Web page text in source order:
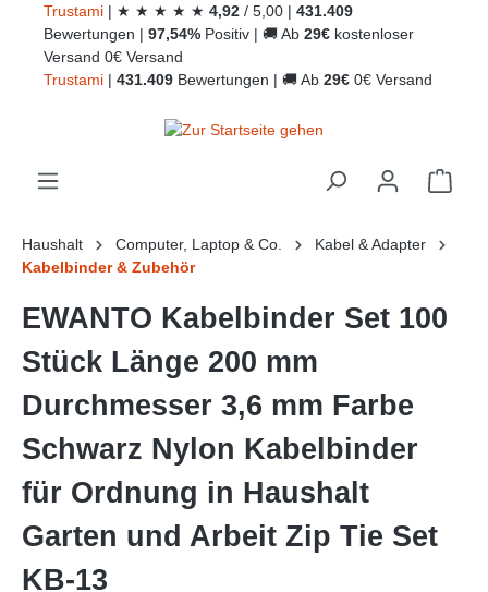
Trustami | ★ ★ ★ ★ ★ 4,92 / 5,00 | 431.409
Bewertungen | 97,54% Positiv | 🚚 Ab 29€ kostenloser
Versand 0€ Versand
Trustami | 431.409 Bewertungen | 🚚 Ab 29€ 0€ Versand
Haushalt Computer, Laptop & Co.
Kabel & Adapter
Kabelbinder & Zubehör
EWANTO Kabelbinder Set 100
Stück Länge 200 mm
Durchmesser 3,6 mm Farbe
Schwarz Nylon Kabelbinder
für Ordnung in Haushalt
Garten und Arbeit Zip Tie Set
KB-13